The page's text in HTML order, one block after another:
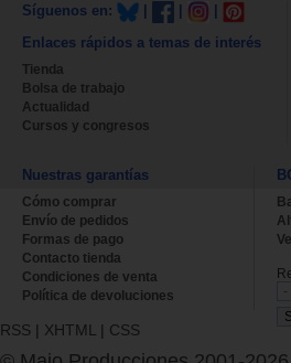
Síguenos en:
Enlaces rápidos a temas de interés
Tienda
Bolsa de trabajo
Actualidad
Cursos y congresos
Nuestras garantías
Cómo comprar
Envío de pedidos
Formas de pago
Contacto tienda
Condiciones de venta
Política de devoluciones
RSS | XHTML | CSS